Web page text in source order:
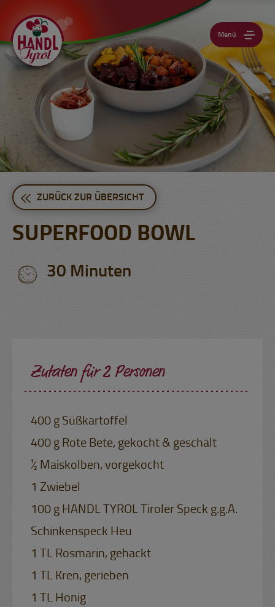
Menü
ZURÜCK ZUR ÜBERSICHT
SUPERFOOD BOWL
30 Minuten
Zutaten für 2 Personen
400 g Süßkartoffel
400 g Rote Bete, gekocht & geschält
½ Maiskolben, vorgekocht
1 Zwiebel
100 g HANDL TYROL Tiroler Speck g.g.A.
Schinkenspeck Heu
1 TL Rosmarin, gehackt
1 TL Kren, gerieben
1 TL Honig